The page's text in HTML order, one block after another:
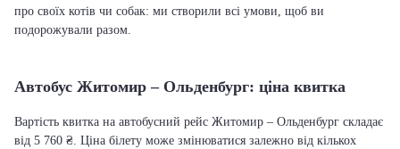
про своїх котів чи собак: ми створили всі умови, щоб ви
подорожували разом.
Автобус Житомир – Ольденбург: ціна квитка
Вартість квитка на автобусний рейс Житомир – Ольденбург складає
від 5 760 ₴. Ціна білету може змінюватися залежно від кількох